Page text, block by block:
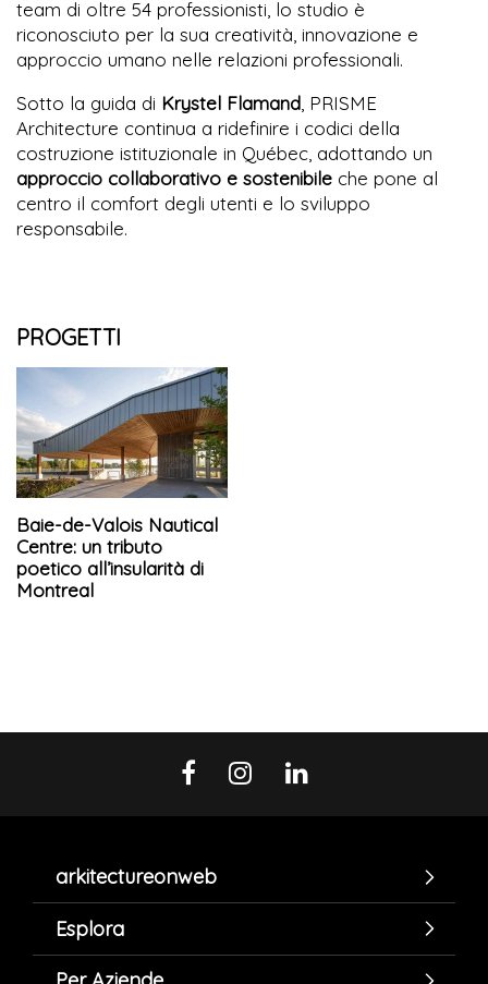
team di oltre 54 professionisti, lo studio è
riconosciuto per la sua creatività, innovazione e
approccio umano nelle relazioni professionali.
Sotto la guida di Krystel Flamand , PRISME
Architecture continua a ridefinire i codici della
costruzione istituzionale in Québec, adottando un
approccio collaborativo e sostenibile che pone al
centro il comfort degli utenti e lo sviluppo
responsabile.
PROGETTI
Baie-de-Valois Nautical
Centre: un tributo
poetico all’insularità di
Montreal
arkitectureonweb
Esplora